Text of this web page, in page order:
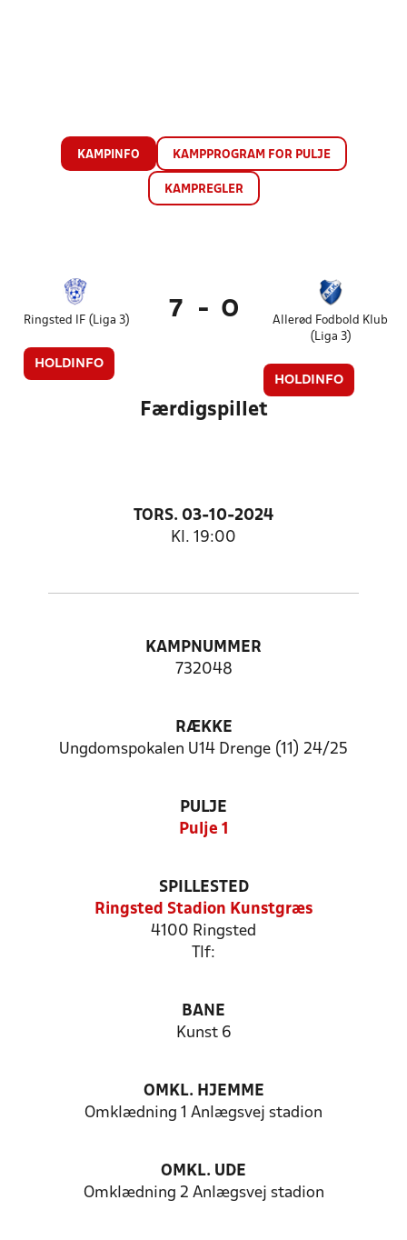
KAMPINFO KAMPPROGRAM FOR PULJE
KAMPREGLER
Ringsted IF (Liga 3)
HOLDINFO
7 - 0
Allerød Fodbold Klub
(Liga 3)
HOLDINFO
Færdigspillet
TORS. 03-10-2024
Kl. 19:00
KAMPNUMMER
732048
RÆKKE
Ungdomspokalen U14 Drenge (11) 24/25
PULJE
Pulje 1
SPILLESTED
Ringsted Stadion Kunstgræs
4100 Ringsted
Tlf:
BANE
Kunst 6
OMKL. HJEMME
Omklædning 1 Anlægsvej stadion
OMKL. UDE
Omklædning 2 Anlægsvej stadion